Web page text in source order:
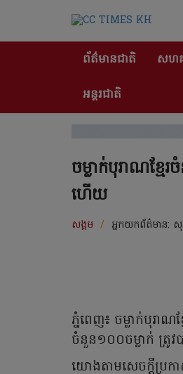
ព័ត៌មានជាតិ សហ
អន្តរជាតិ
ចម្លាក់បុរាណខ្ម
ហើយ
សង្គម / អ្នកយកព័ត៌មាន: សុ
ភ្នំពេញ៖ ចម្លាក់បុរាណ
ចំនួន១០០ចម្លាក់ ត្រូ
យោងតាមសេចក្ដីប្រកា